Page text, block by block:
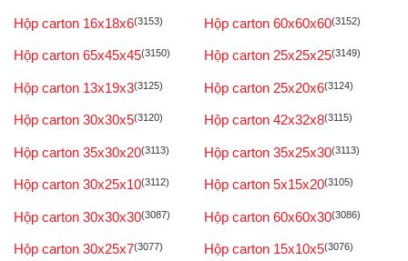
Hộp carton 16x18x6(3153) Hộp carton 60x60x60(3152)
Hộp carton 65x45x45(3150) Hộp carton 25x25x25(3149)
Hộp carton 13x19x3(3125) Hộp carton 25x20x6(3124)
Hộp carton 30x30x5(3120) Hộp carton 42x32x8(3115)
Hộp carton 35x30x20(3113) Hộp carton 35x25x30(3113)
Hộp carton 30x25x10(3112) Hộp carton 5x15x20(3105)
Hộp carton 30x30x30(3087) Hộp carton 60x60x30(3086)
Hộp carton 30x25x7(3077) Hộp carton 15x10x5(3076)